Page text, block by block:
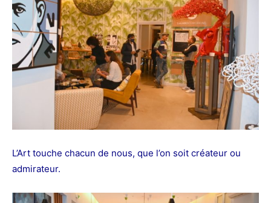
L’Art touche chacun de nous, que l’on soit créateur ou
admirateur.